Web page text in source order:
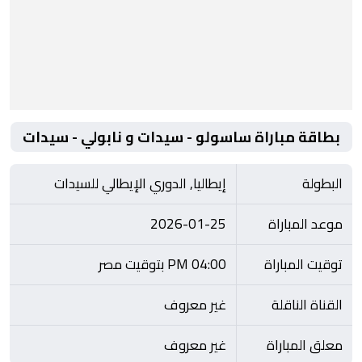
بطاقة مباراة ساسولو - سيدات و نابولي - سيدات
البطولة
إيطاليا, الدوري الإيطالي للسيدات
موعد المباراة
2026-01-25
توقيت المباراة
04:00 PM بتوقيت مصر
القناة الناقلة
غير معروف
معلق المباراة
غير معروف